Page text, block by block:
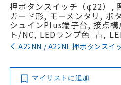
押ボタンスイッチ（φ22）,
ガード形, モーメンタリ, ボ
シュインPlus端子台, 接点
ト/NC, LEDランプ色: 青,
A22NN / A22NL 押ボタンスイ
マイリストに追加